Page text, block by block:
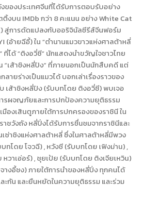
ของประเทศจีนที่ได้รับการตอบรับอย่าง
ติ้งบน IMDbกว่า 8คะแนน อย่างWhite Cat
)สู่การดัดแปลงกับออริจินัลซีรีส์จีนฟอร์ม
(อ้ายฉีอี้) ใน“ตำนานแมวขาวแห่งศาลต้าหลี่
ที่ได้“ติงอวี่ซี” นักแสดงนำขวัญใจชาวไทย
“เส้าชิงหลี่ปิง” ที่ภายนอกเป็นนักสืบคดี แต่
ลายร่างเป็นแมวได้ บอกเล่าเรื่องราวของ
เส้าชิงหลี่ปิง (รับบทโดย ติงอวี่ซี) พบเจอ
รผจญภัยและการปกป้องความยุติธรรม
มืองเสินตูภายใต้การปกครองของราชินี ใน
ชวังถัง หลี่ปิ่งได้รับการชื่นชมจากราชินีและ
ซ่าชิงแห่งศาลต้าหลี่ ซึ่งในศาลต้าหลี่มีพวง
ทโดย โจวฉี),หวังชี (รับบทโดย เฟิงม่าน),
วาเอ่อร์),ชุยเป้ย (รับบทโดย ติงเจียเหวิน)
างอี้ชง) ภายใต้การนำของหลี่ปิ่ง ทุกคนได้
กัน และยืนหยัดในความยุติธรรม และร่วม